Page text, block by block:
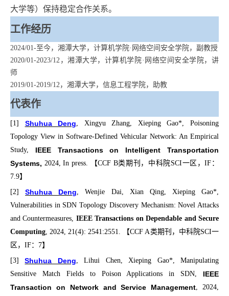
大学等）保持稳定合作关系。
工作经历
2024/01-至今，湘潭大学，计算机学院·网络空间安全学院，副教授
2020/01-2023/12 ，湘潭大学，计算机学院·网络空间安全学院，讲
师
2019/01-2019/12，湘潭大学，信息工程学院，助教
代表作
[1] Shuhua Deng, Xingyu Zhang, Xieping Gao*, Poisoning
Topology View in Software-Defined Vehicular Network: An Empirical
Study, IEEE Transactions on Intelligent Transportation
Systems, 2024, In press. 【CCF B类期刊，中科院SCI一区，IF ：
7.9】
[2]Shuhua Deng, Wenjie Dai, Xian Qing, Xieping Gao*,
Vulnerabilities in SDN Topology Discovery Mechanism: Novel Attacks
and Countermeasures, IEEE Transactions on Dependable and Secure
Computing, 2024, 21(4): 2541:2551. 【CCF A类期刊，中科院SCI一
区， IF： 7】
[3]Shuhua Deng,
Lihui Chen, Xieping Gao*, Manipulating
Sensitive Match Fields to Poison Applications in SDN, IEEE
Transaction on Network and Service Management, 2024,